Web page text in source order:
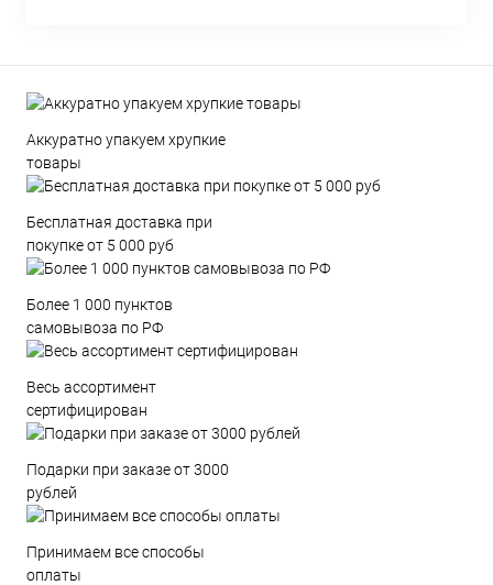
Аккуратно упакуем хрупкие
товары
Бесплатная доставка при
покупке от 5 000 руб
Более 1 000 пунктов
самовывоза по РФ
Весь ассортимент
сертифицирован
Подарки при заказе от 3000
рублей
Принимаем все способы
оплаты